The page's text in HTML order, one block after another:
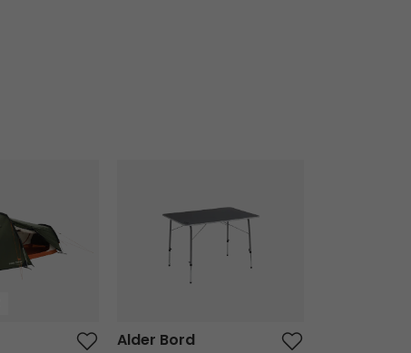
Alder Bord